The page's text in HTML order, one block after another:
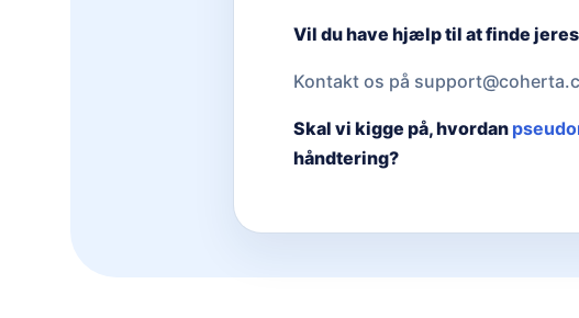
Vil du have hjælp til at finde
Kontakt os på
Skal vi kigge på, hvordan
håndtering?